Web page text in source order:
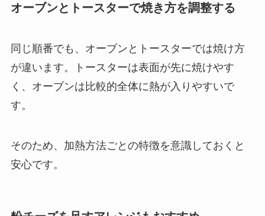
オーブンとトースターで焼き方を調整する
同じ順番でも、オーブンとトースターでは焼け方
が違います。トースターは表面が先に焼けやす
く、オーブンは比較的全体に熱が入りやすいで
す。
そのため、加熱方法ごとの特徴を意識しておくと
安心です。